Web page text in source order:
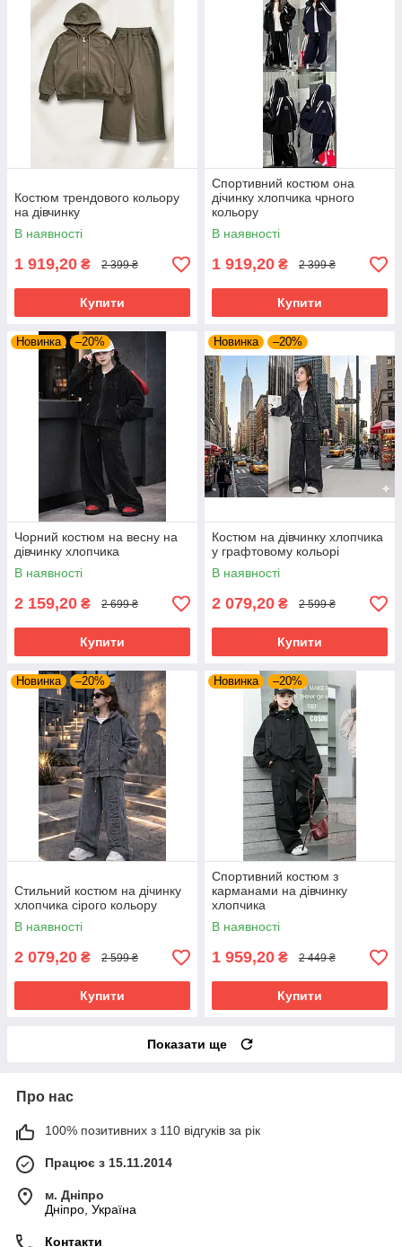
Костюм трендового кольору
на дівчинку
В наявності
1 919,20 ₴ 2 399 ₴
Купити
Спортивний костюм она
дічинку хлопчика чрного
кольору
В наявності
1 919,20 ₴ 2 399 ₴
Купити
Новинка –20%
Чорний костюм на весну на
дівчинку хлопчика
В наявності
2 159,20 ₴ 2 699 ₴
Купити
Новинка –20%
Костюм на дівчинку хлопчика
у графтовому кольорі
В наявності
2 079,20 ₴ 2 599 ₴
Купити
Новинка –20%
Стильний костюм на дічинку
хлопчика сірого кольору
В наявності
2 079,20 ₴ 2 599 ₴
Купити
Новинка –20%
Спортивний костюм з
карманами на дівчинку
хлопчика
В наявності
1 959,20 ₴ 2 449 ₴
Купити
Показати ще
Про нас
100% позитивних з 110 відгуків за рік
Працює з 15.11.2014
м. Дніпро
Дніпро, Україна
Контакти